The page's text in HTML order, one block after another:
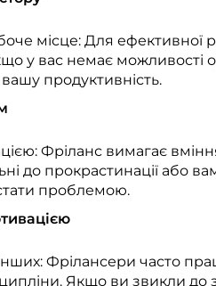
місце: Для ефективної
у вас немає можливості
продуктивність.
Фріланс вимагає
до прокрастинації або
проблемою.
інших: Фрілансери часто
Якщо ви звикли до